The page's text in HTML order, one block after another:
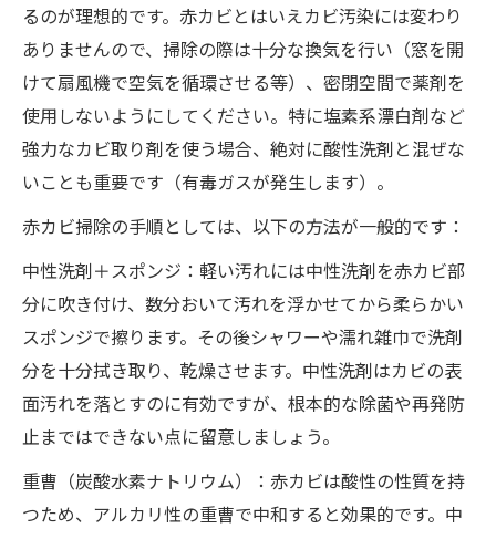
るのが理想的です。赤カビとはいえカビ汚染には変わり
ありませんので、掃除の際は十分な換気を行い（窓を開
けて扇風機で空気を循環させる等）、密閉空間で薬剤を
使用しないようにしてください。特に塩素系漂白剤など
強力なカビ取り剤を使う場合、絶対に酸性洗剤と混ぜな
いことも重要です（有毒ガスが発生します）。
赤カビ掃除の手順としては、以下の方法が一般的です：
中性洗剤＋スポンジ：軽い汚れには中性洗剤を赤カビ部
分に吹き付け、数分おいて汚れを浮かせてから柔らかい
スポンジで擦ります。その後シャワーや濡れ雑巾で洗剤
分を十分拭き取り、乾燥させます。中性洗剤はカビの表
面汚れを落とすのに有効ですが、根本的な除菌や再発防
止まではできない点に留意しましょう。
重曹（炭酸水素ナトリウム）：赤カビは酸性の性質を持
つため、アルカリ性の重曹で中和すると効果的です。中